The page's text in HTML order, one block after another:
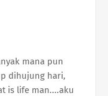
mana pun
dihujung hari,
is life man....aku